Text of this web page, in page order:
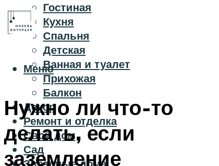
Гостиная
Кухня
Спальня
Детская
Ванная и туалет
Прихожая
Балкон
Декор
Ремонт и отделка
Свой дом
Сад
Меню
Нужно ли что-то
делать, если
заземление